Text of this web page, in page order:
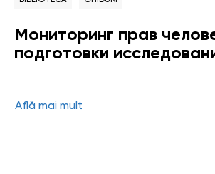
Мониторинг прав
подготовки
институтов)
Află mai mult